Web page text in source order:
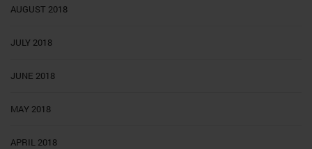
AUGUST 2018
JULY 2018
JUNE 2018
MAY 2018
APRIL 2018